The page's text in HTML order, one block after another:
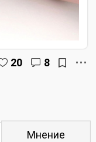
20 8
Мнение